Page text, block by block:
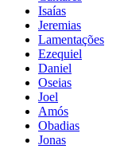
Isaías
Jeremias
Lamentações
Ezequiel
Daniel
Oseias
Joel
Amós
Obadias
Jonas